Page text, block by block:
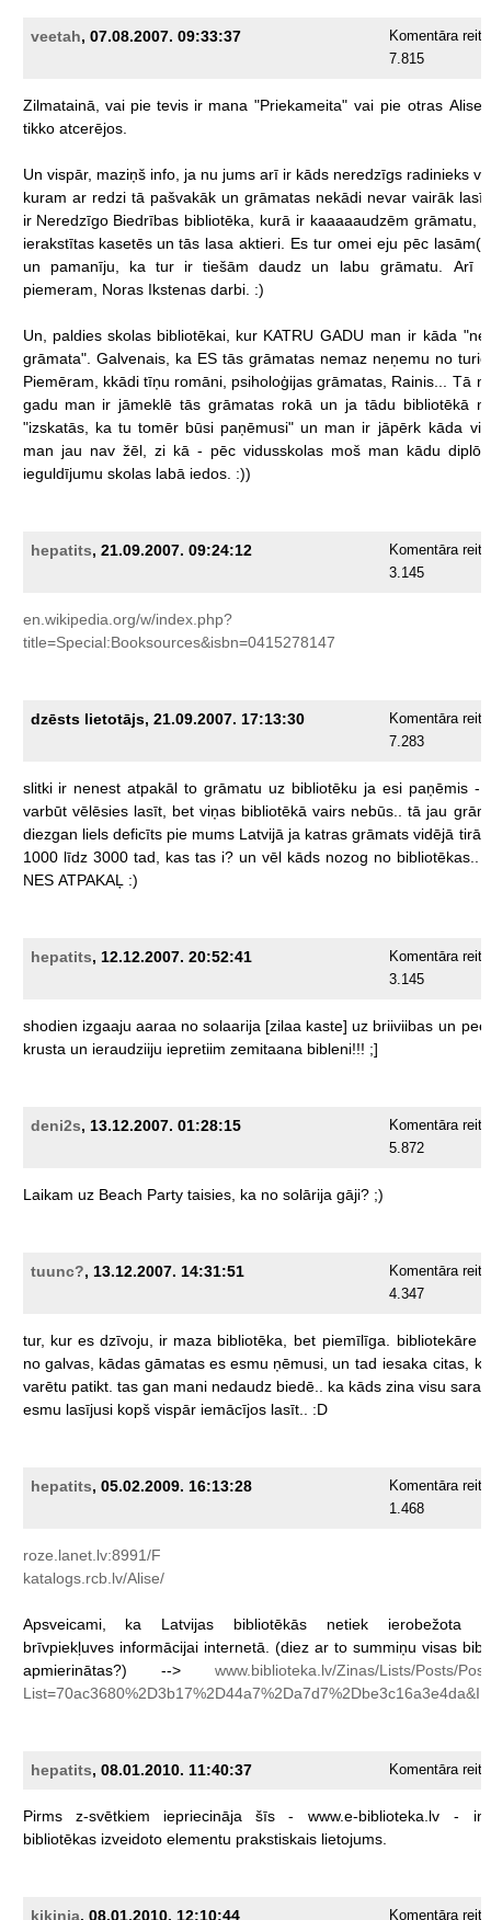
veetah, 07.08.2007. 09:33:37
Komentāra
7.815
Zilmatainā, vai pie tevis ir mana "Priekameita" vai pie otras
tikko atcerējos.
Un vispār, maziņš info, ja nu jums arī ir kāds neredzīgs radinieks
kuram ar redzi tā pašvakāk un grāmatas nekādi nevar vairāk lasīt:
ir Neredzīgo Biedrības bibliotēka, kurā ir kaaaaaudzēm grāmatu,
ierakstītas kasetēs un tās lasa aktieri. Es tur omei eju pēc
un
pamanīju, ka tur ir tiešām daudz un labu grāmatu. Arī
piemeram,
Noras Ikstenas darbi. :)
Un, paldies skolas bibliotēkai, kur KATRU GADU man ir kāda
grāmata". Galvenais, ka ES tās grāmatas nemaz neņemu no
Piemēram,
kkādi tīņu romāni, psiholoģijas grāmatas, Rainis... Tā
gadu man ir jāmeklē tās grāmatas rokā un ja tādu bibliotēkā
"izskatās,
ka tu tomēr būsi paņēmusi" un man ir jāpērk kāda
man jau nav žēl, zi kā - pēc vidusskolas moš man kādu
ieguldījumu skolas labā iedos. :))
hepatits, 21.09.2007. 09:24:12
Komentāra
3.145
en.wikipedia.org/w/index.php?
title=Special:Booksources&isbn=0415278147
dzēsts lietotājs, 21.09.2007. 17:13:30
Komentāra
7.283
slitki ir nenest atpakāl to grāmatu uz bibliotēku ja esi paņēmis -
varbūt vēlēsies lasīt, bet viņas bibliotēkā vairs nebūs.. tā jau
diezgan liels deficīts pie mums Latvijā ja katras grāmats vidējā
1000 līdz 3000 tad, kas tas i? un vēl kāds nozog no bibliotēkas..
NES ATPAKAĻ :)
hepatits, 12.12.2007. 20:52:41
Komentāra
3.145
shodien izgaaju aaraa no solaarija [zilaa kaste] uz briiviibas un
krusta un ieraudziiju iepretiim zemitaana bibleni!!! ;]
deni2s, 13.12.2007. 01:28:15
Komentāra
5.872
Laikam uz Beach Party taisies, ka no solārija gāji? ;)
tuunc?, 13.12.2007. 14:31:51
Komentāra
4.347
tur, kur es dzīvoju, ir maza bibliotēka, bet piemīlīga. bibliotekāre
no galvas, kādas gāmatas es esmu ņēmusi, un tad iesaka citas,
varētu patikt. tas gan mani nedaudz biedē.. ka kāds zina visu
esmu lasījusi kopš vispār iemācījos lasīt.. :D
hepatits, 05.02.2009. 16:13:28
Komentāra
1.468
roze.lanet.lv:8991/F
katalogs.rcb.lv/Alise/
Apsveicami, ka Latvijas bibliotēkās netiek ierobežota
brīvpiekļuves informācijai internetā. (diez ar to summiņu visas
apmierinātas?)
-->
www.biblioteka.lv/Zinas/Lists/Posts/
hepatits, 08.01.2010. 11:40:37 Komentāra
Pirms z-svētkiem iepriecināja šīs - www.e-biblioteka.lv -
bibliotēkas izveidoto elementu prakstiskais lietojums.
kikinja, 08.01.2010. 12:10:44 Komentāra